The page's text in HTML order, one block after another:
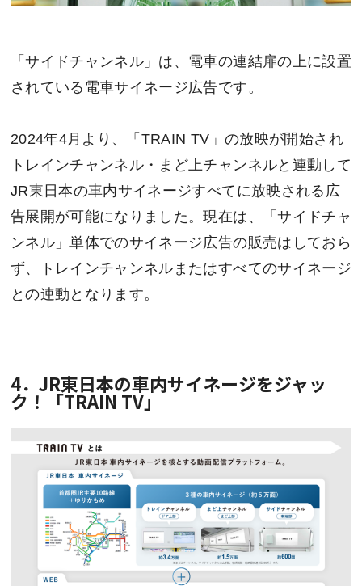
「サイドチャンネル」は、電車の連結扉の上に設置
されている電車サイネージ広告です。
2024年4月より、「TRAIN TV」の放映が開始され
トレインチャンネル・まど上チャンネルと連動して
JR東日本の車内サイネージすべてに放映される広
告展開が可能になりました。現在は、「サイドチャ
ンネル」単体でのサイネージ広告の販売はしておら
ず、トレインチャンネルまたはすべてのサイネージ
との連動となります。
4．JR東日本の車内サイネージをジャッ
ク！「TRAIN TV」